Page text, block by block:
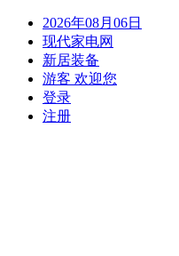
2026年08月06日
现代家电网
新居装备
游客 欢迎您
登录
注册